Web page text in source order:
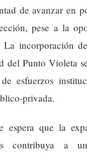
de avanzar en
pese a la
La incorporación
del Punto Violeta
esfuerzos
privada.
espera que la
contribuya a